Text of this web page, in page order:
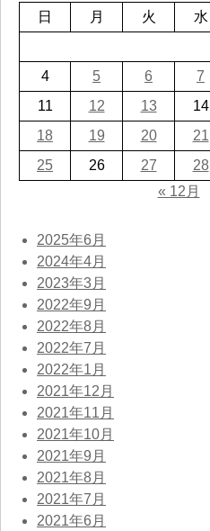
日 月 火 水
4
5 6 7
11
12 13 14
18
19 20 21
25
26 27 28
« 12月
2025年6月
2024年4月
2023年3月
2022年9月
2022年8月
2022年7月
2022年1月
2021年12月
2021年11月
2021年10月
2021年9月
2021年8月
2021年7月
2021年6月